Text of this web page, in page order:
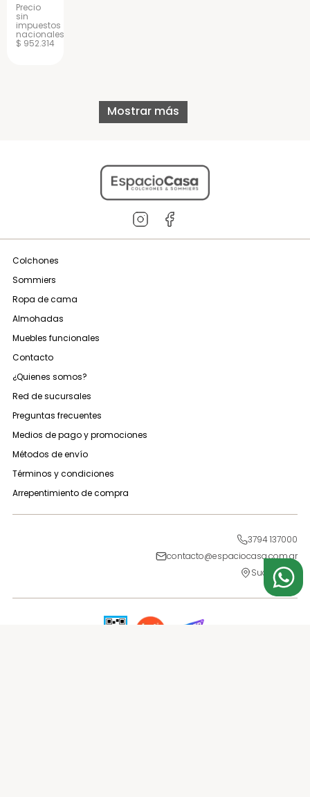
Precio
sin
impuestos
nacionales
$ 952.314
Mostrar más
Colchones
Sommiers
Ropa de cama
Almohadas
Muebles funcionales
Contacto
¿Quienes somos?
Red de sucursales
Preguntas frecuentes
Medios de pago y promociones
Métodos de envío
Términos y condiciones
Arrepentimiento de compra
3794 137000
contacto@espaciocasa.com.ar
Sucursales